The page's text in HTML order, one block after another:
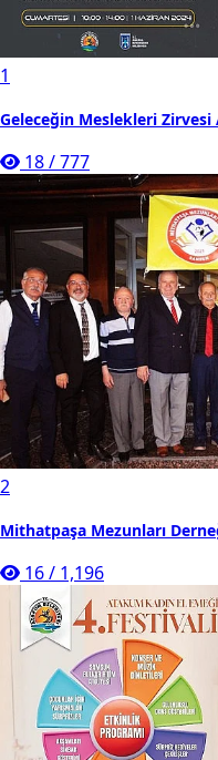
1
Geleceğin Meslekleri
18/777
2
Mithatpaşa Mezunları
16/ 1,196